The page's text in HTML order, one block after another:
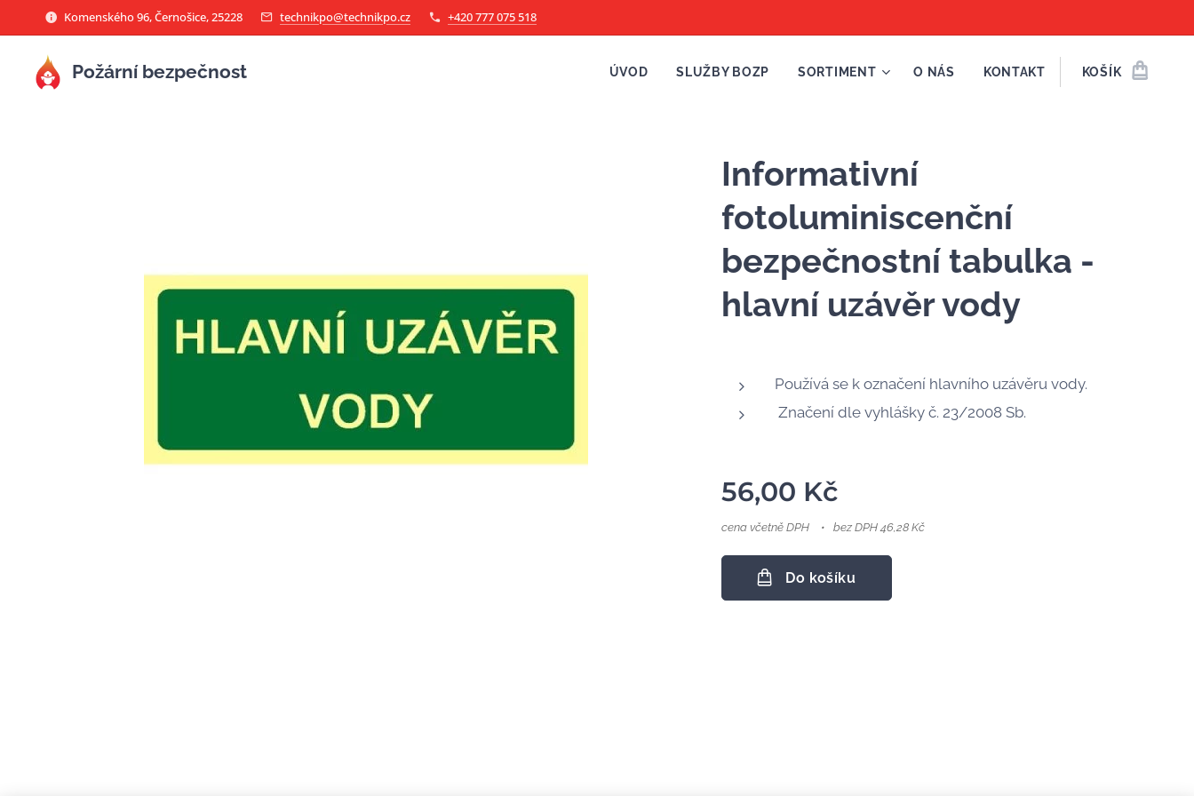
Komenského 96, Černošice, 25228 technikpo@technikpo.cz +420 777 075 518
Požární bezpečnost ÚVOD SLUŽBY BOZP SORTIMENT O NÁS KONTAKT KOŠÍK
Informativní
fotoluminiscenční
bezpečnostní tabulka -
hlavní uzávěr vody
Používá se k označení hlavního uzávěru vody.
Značení dle vyhlášky č. 23/2008 Sb.
56,00 Kč
cena včetně DPH bez DPH 46,28 Kč
Do košíku